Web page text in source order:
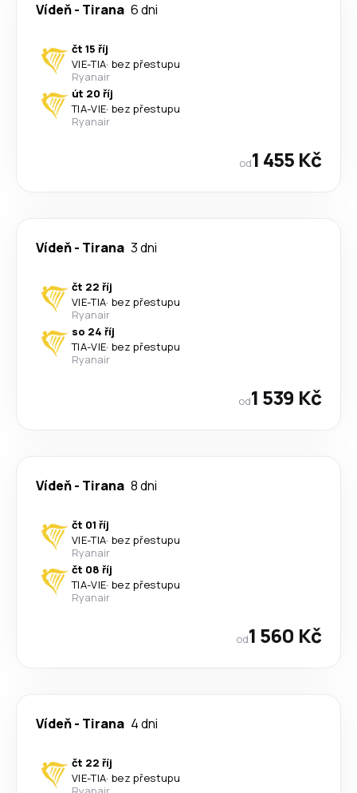
Vídeň- Tirana 6 dni
čt 15 říj
VIE-TIA· bez přestupu
Ryanair
út 20 říj
TIA-VIE· bez přestupu
Ryanair
od1 455 Kč
Vídeň- Tirana 3 dni
čt 22 říj
VIE-TIA· bez přestupu
Ryanair
so 24 říj
TIA-VIE· bez přestupu
Ryanair
od1 539 Kč
Vídeň- Tirana 8 dni
čt 01 říj
VIE-TIA· bez přestupu
Ryanair
čt 08 říj
TIA-VIE· bez přestupu
Ryanair
od1 560 Kč
Vídeň- Tirana 4 dni
čt 22 říj
VIE-TIA· bez přestupu